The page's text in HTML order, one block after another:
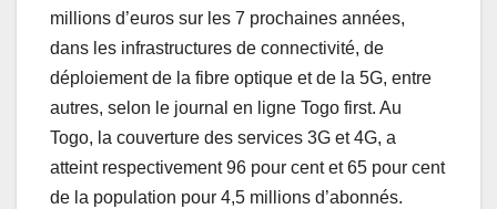
millions d’euros sur les 7 prochaines années,
dans les infrastructures de connectivité, de
déploiement de la fibre optique et de la 5G, entre
autres, selon le journal en ligne Togo first. Au
Togo, la couverture des services 3G et 4G, a
atteint respectivement 96 pour cent et 65 pour cent
de la population pour 4,5 millions d’abonnés.